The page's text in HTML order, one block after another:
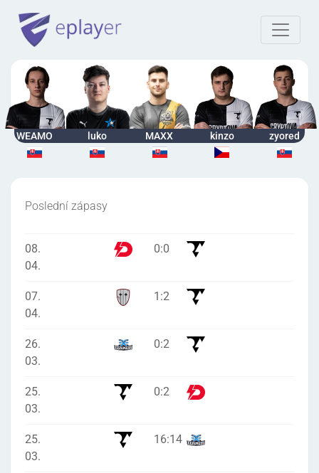
WEAMO luko MAXX kinzo zyored
Poslední zápasy
08.
04.
0:0
07.
04.
1 :2
26.
03.
0:2
25.
03.
0:2
25.
03.
16:14